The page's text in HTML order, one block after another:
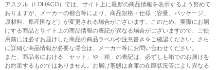
アスクル（LOHACO）では、サイト上に最新の商品情報を表示するよう努めて
おりますが、メーカーの都合等により、商品規格・仕様（容量、パッケージ、
原材料、原産国など）が変更される場合がございます。このため、実際にお届
けする商品とサイト上の商品情報の表記が異なる場合がございますので、ご使
用前には必ずお届けした商品の商品ラベルや注意書きをご確認ください。さら
に詳細な商品情報が必要な場合は、メーカー等にお問い合わせください。
また、商品名における「セット」や「箱」の表記は、必ずしも箱でのお届けを
お約束するものではありません。お届け形態は倉庫の在庫状況等により異なる